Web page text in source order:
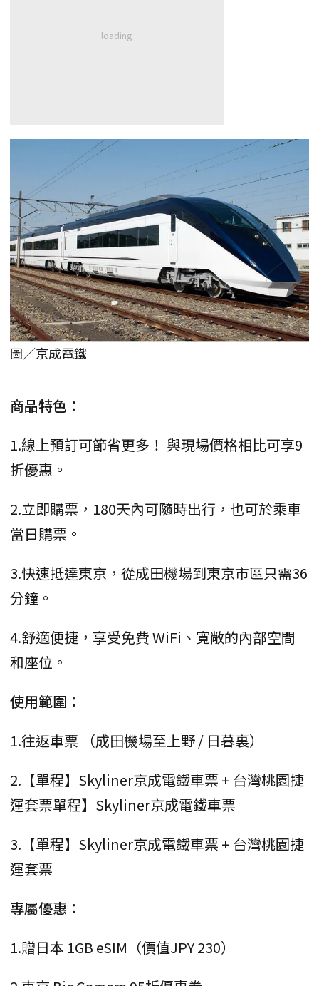
圖／京成電鐵
商品特色：
1.線上預訂可節省更多！ 與現場價格相比可享9
折優惠。
2.立即購票，180天內可隨時出行，也可於乘車
當日購票。
3.快速抵達東京，從成田機場到東京市區只需36
分鐘。
4.舒適便捷，享受免費 WiFi、寬敞的內部空間
和座位。
使用範圍：
1.往返車票 （成田機場至上野 / 日暮裏）
2.【單程】Skyliner京成電鐵車票 + 台灣桃園捷
運套票單程】Skyliner京成電鐵車票
3.【單程】Skyliner京成電鐵車票 + 台灣桃園捷
運套票
專屬優惠：
1.贈日本 1GB eSIM（價值JPY 230）